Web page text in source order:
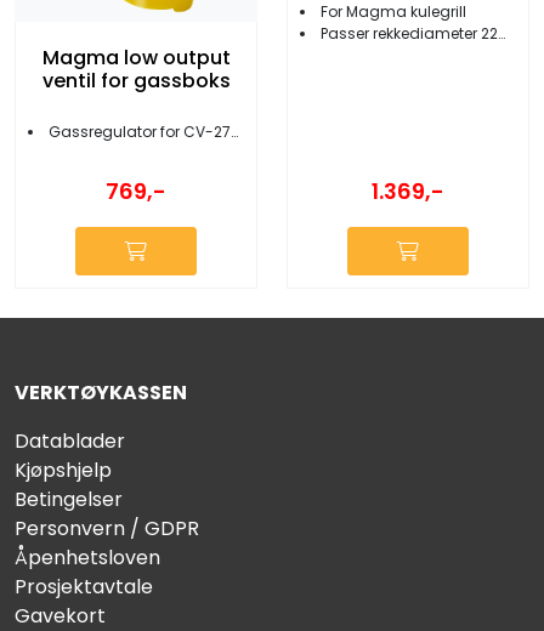
Magma low output
ventil for gassboks
Gassregulator for CV-270/CV-470 gassbokser
769,-
For Magma kulegrill
Passer rekkediameter 22mm og 25 mm
1.369,-
VERKTØYKASSEN
Datablader
Kjøpshjelp
Betingelser
Personvern / GDPR
Åpenhetsloven
Prosjektavtale
Gavekort